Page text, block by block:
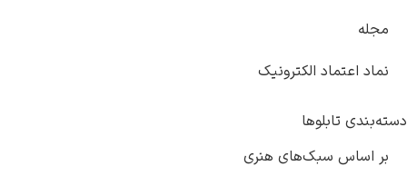
مجله
نماد اعتماد الکترونیک
دسته‌بندی تابلوها
بر اساس سبک‌های هنری